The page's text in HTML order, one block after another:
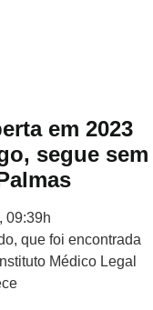
em 2023
segue sem
09:39h
que foi encontrada
Médico Legal